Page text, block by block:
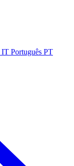
IT Português PT